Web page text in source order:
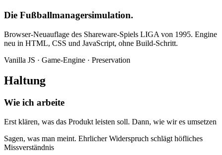
Die Fußballmanagersimulation.
Browser-Neuauflage des Shareware-Spiels LIGA von 1995. Engine
neu in HTML, CSS und JavaScript, ohne Build-Schritt.
Vanilla JS · Game-Engine · Preservation
Haltung
Wie ich arbeite
Erst klären, was das Produkt leisten soll. Dann, wie wir es umsetzen
Sagen, was man meint. Ehrlicher Widerspruch schlägt höfliches
Missverständnis